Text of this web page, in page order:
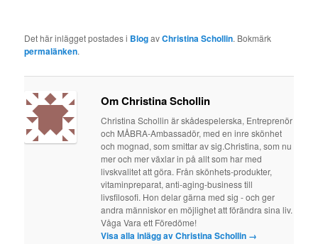
Det här inlägget postades i BlogavChristina Schollin. Bokmärk
permalänken.
Om Christina Schollin
Christina Schollin är skådespelerska, Entreprenör
och MÅBRA-Ambassadör, med en inre skönhet
och mognad, som smittar av sig.Christina, som nu
mer och mer växlar in på allt som har med
livskvalitet att göra. Från skönhets-produkter,
vitaminpreparat, anti-aging-business till
livsfilosofi. Hon delar gärna med sig - och ger
andra människor en möjlighet att förändra sina liv.
Våga Vara ett Föredöme!
Visa alla inlägg av Christina Schollin →